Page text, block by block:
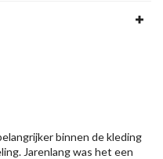
binnen de kleding
Jarenlang was het een